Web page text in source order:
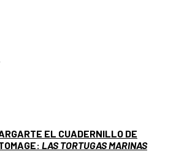
EL CUADERNILLO DE
LAS TORTUGAS MARINAS